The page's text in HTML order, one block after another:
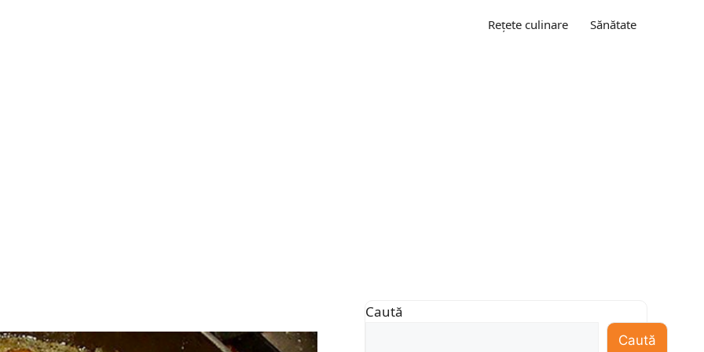
Rețete culinare Sănătate
Caută
Caută